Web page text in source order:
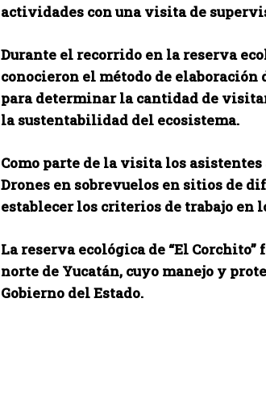
actividades con una visita de
Durante el recorrido en la reserva
conocieron el método de elaboración
para determinar la cantidad de
la sustentabilidad del ecosistema.
Como parte de la visita los
Drones en sobrevuelos en sitios de
establecer los criterios de trabajo en
La reserva ecológica de “El
norte de Yucatán, cuyo manejo y
Gobierno del Estado.